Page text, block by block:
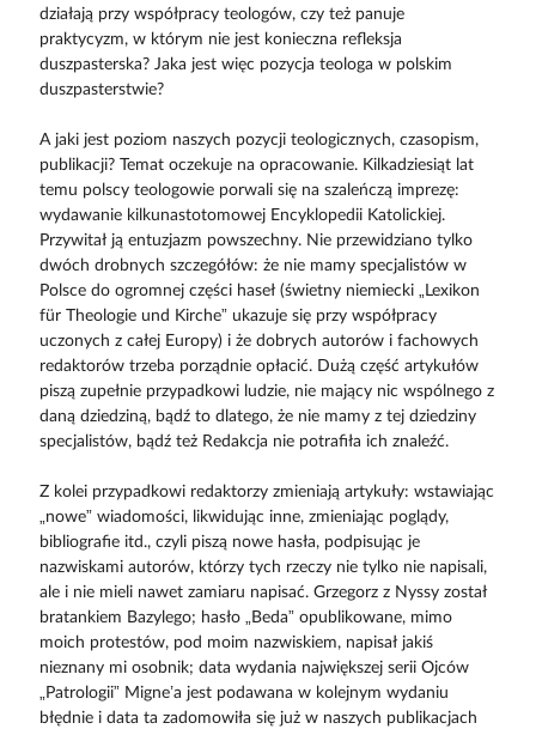
działają przy współpracy teologów, czy też panuje
praktycyzm, w którym nie jest konieczna refleksja
duszpasterska? Jaka jest więc pozycja teologa w polskim
duszpasterstwie?
A jaki jest poziom naszych pozycji teologicznych, czasopism,
publikacji? Temat oczekuje na opracowanie. Kilkadziesiąt lat
temu polscy teologowie porwali się na szaleńczą imprezę:
wydawanie kilkunastotomowej Encyklopedii Katolickiej.
Przywitał ją entuzjazm powszechny. Nie przewidziano tylko
dwóch drobnych szczegółów: że nie mamy specjalistów w
Polsce do ogromnej części haseł (świetny niemiecki „Lexikon
für Theologie und Kirche” ukazuje się przy współpracy
uczonych z całej Europy) i że dobrych autorów i fachowych
redaktorów trzeba porządnie opłacić. Dużą część artykułów
piszą zupełnie przypadkowi ludzie, nie mający nic wspólnego z
daną dziedziną, bądź to dlatego, że nie mamy z tej dziedziny
specjalistów, bądź też Redakcja nie potrafiła ich znaleźć.
Z kolei przypadkowi redaktorzy zmieniają artykuły: wstawiając
„nowe” wiadomości, likwidując inne, zmieniając poglądy,
bibliografie itd., czyli piszą nowe hasła, podpisując je
nazwiskami autorów, którzy tych rzeczy nie tylko nie napisali,
ale i nie mieli nawet zamiaru napisać. Grzegorz z Nyssy został
bratankiem Bazylego; hasło „Beda” opublikowane, mimo
moich protestów, pod moim nazwiskiem, napisał jakiś
nieznany mi osobnik; data wydania największej serii Ojców
„Patrologii” Migne’a jest podawana w kolejnym wydaniu
błędnie i data ta zadomowiła się już w naszych publikacjach